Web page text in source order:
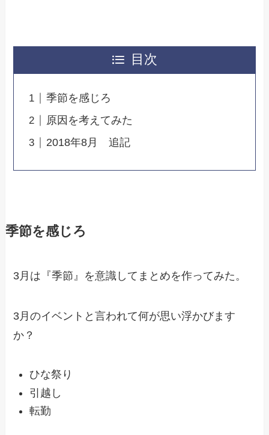
目次
季節を感じろ
原因を考えてみた
2018年8月 追記
季節を感じろ
3月は『季節』を意識してまとめを作ってみた。
3月のイベントと言われて何が思い浮かびます
か？
ひな祭り
引越し
転勤